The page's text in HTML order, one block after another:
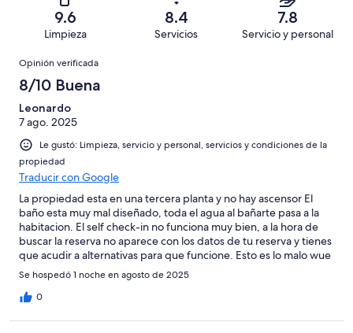
opiniones
opiniones
de
opiniones
Basada
de
opiniones
Terrible.
Basada
de
90
opiniones
9.6
Limpieza
8.4
Servicios
7.8
Servicio y personal
Opiniones
Opinión verificada
8/10 Buena
Leonardo
7 ago. 2025
Le gustó: Limpieza, servicio y personal, servicios y condiciones de la
propiedad
Traducir con Google
La propiedad esta en una tercera planta y no hay ascensor El
baño esta muy mal diseñado, toda el agua al bañarte pasa a la
habitacion. El self check-in no funciona muy bien, a la hora de
buscar la reserva no aparece con los datos de tu reserva y tienes
que acudir a alternativas para que funcione. Esto es lo malo wue
he visto, por la parte buena es que esta muy bien limpia, muy
tranuilo y bello el edificio, muy moderno y acogedor el lugar, en
general para pasar una noche esta bien si dejas en
derramada y que tienes que cargar las maletas por 3 pisos a
Se hospedó 1 noche en agosto de 2025
0